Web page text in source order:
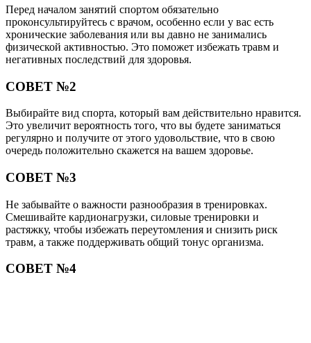
Перед началом занятий спортом обязательно
проконсультируйтесь с врачом, особенно если у вас есть
хронические заболевания или вы давно не занимались
физической активностью. Это поможет избежать травм и
негативных последствий для здоровья.
СОВЕТ №2
Выбирайте вид спорта, который вам действительно нравится.
Это увеличит вероятность того, что вы будете заниматься
регулярно и получите от этого удовольствие, что в свою
очередь положительно скажется на вашем здоровье.
СОВЕТ №3
Не забывайте о важности разнообразия в тренировках.
Смешивайте кардионагрузки, силовые тренировки и
растяжку, чтобы избежать переутомления и снизить риск
травм, а также поддерживать общий тонус организма.
СОВЕТ №4